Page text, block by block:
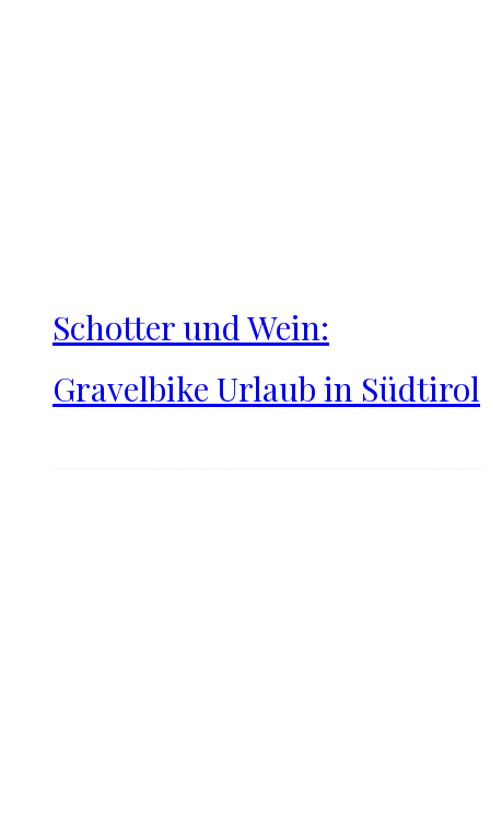
Schotter und Wein:
Gravelbike Urlaub in Südtirol